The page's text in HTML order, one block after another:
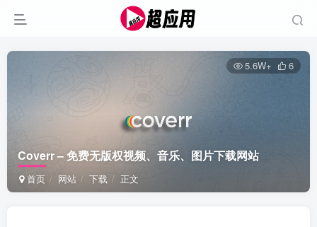
Coverr – 免费无版权视频、音乐、图片下载网站
首页 网站 下载 正文
5.6W+ 6